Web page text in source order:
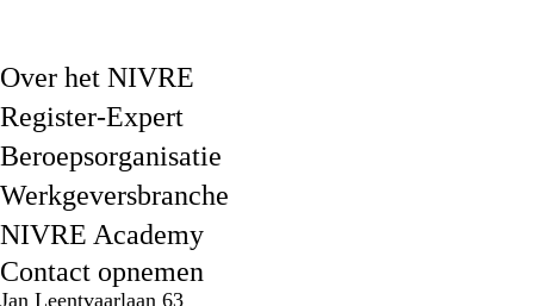
Over het NIVRE
Register-Expert
Beroepsorganisatie
Werkgeversbranche
NIVRE Academy
Contact opnemen
Jan Leentvaarlaan 63